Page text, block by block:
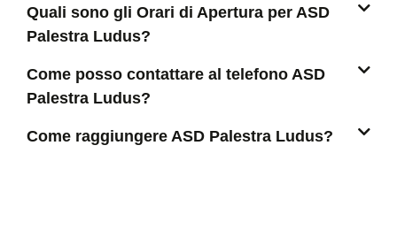
Quali sono gli Orari di Apertura per ASD
Palestra Ludus?
Come posso contattare al telefono ASD
Palestra Ludus?
Come raggiungere ASD Palestra Ludus?